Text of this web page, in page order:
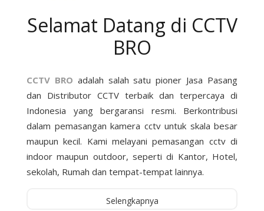
Selamat Datang di CCTV
BRO
CCTV BRO adalah salah satu pioner Jasa Pasang
dan Distributor CCTV terbaik dan terpercaya di
Indonesia yang bergaransi resmi. Berkontribusi
dalam pemasangan kamera cctv untuk skala besar
maupun kecil. Kami melayani pemasangan cctv di
indoor maupun outdoor, seperti di Kantor, Hotel,
sekolah, Rumah dan tempat-tempat lainnya.
Selengkapnya